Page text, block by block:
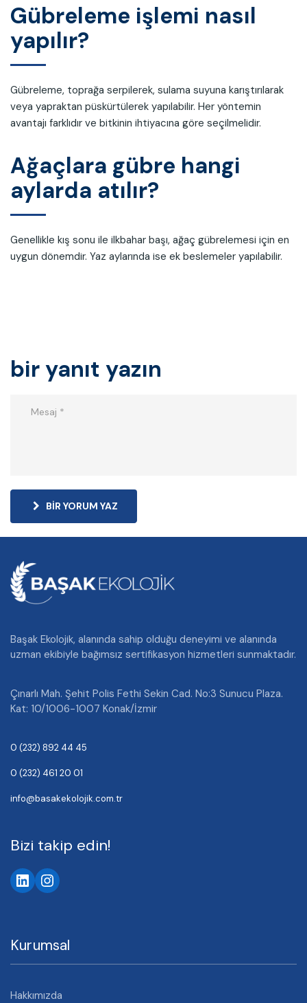
Gübreleme işlemi nasıl
yapılır?
Gübreleme, toprağa serpilerek, sulama suyuna karıştırılarak
veya yapraktan püskürtülerek yapılabilir. Her yöntemin
avantajı farklıdır ve bitkinin ihtiyacına göre seçilmelidir.
Ağaçlara gübre hangi
aylarda atılır?
Genellikle kış sonu ile ilkbahar başı, ağaç gübrelemesi için en
uygun dönemdir. Yaz aylarında ise ek beslemeler yapılabilir.
bir yanıt yazın
BIR YORUM YAZ
Başak Ekolojik, alanında sahip olduğu deneyimi ve alanında
uzman ekibiyle bağımsız sertifikasyon hizmetleri sunmaktadır.
Çınarlı Mah. Şehit Polis Fethi Sekin Cad. No:3 Sunucu Plaza.
Kat: 10/1006-1007 Konak/İzmir
0 (232) 892 44 45
0 (232) 461 20 01
info@basakekolojik.com.tr
Bizi takip edin!
LinkedIn
Instagram
Kurumsal
Hakkımızda